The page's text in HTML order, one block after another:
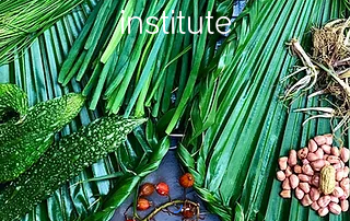
institute